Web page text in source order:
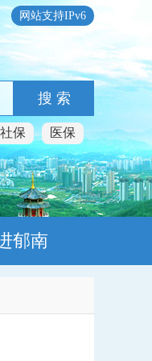
网站支持IPv6
搜 索
社保 医保
郁南